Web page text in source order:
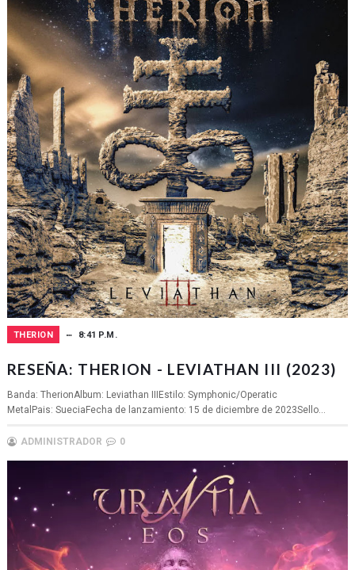
THERION 8:41 P.M.
RESEÑA: THERION - LEVIATHAN III (2023)
Banda: TherionAlbum: Leviathan IIIEstilo: Symphonic/Operatic
MetalPais: SueciaFecha de lanzamiento: 15 de diciembre de 2023Sello...
ADMINISTRADOR 0